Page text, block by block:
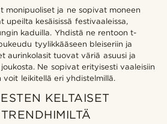
monipuoliset ja ne sopivat moneen
upeilta kesäisissä festivaaleissa,
kaduilla. Yhdistä ne rentoon t-
tyylikkääseen bleiseriin ja
aurinkolasit tuovat väriä asuusi ja
Ne sopivat erityisesti vaaleisiin
voit leikitellä eri yhdistelmillä.
KELTAISET